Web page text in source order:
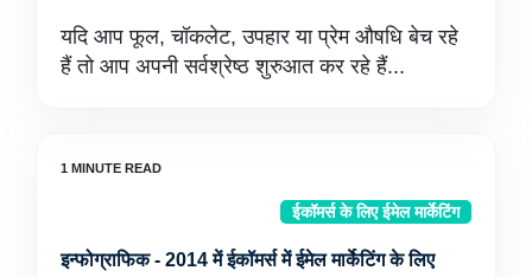
यदि आप फूल, चॉकलेट, उपहार या प्रेम औषधि बेच रहे
हैं तो आप अपनी सर्वश्रेष्ठ शुरुआत कर रहे हैं...
ईकॉमर्स के लिए ईमेल मार्केटिंग
इन्फोग्राफिक - 2014 में ईकॉमर्स में ईमेल मार्केटिंग के लिए